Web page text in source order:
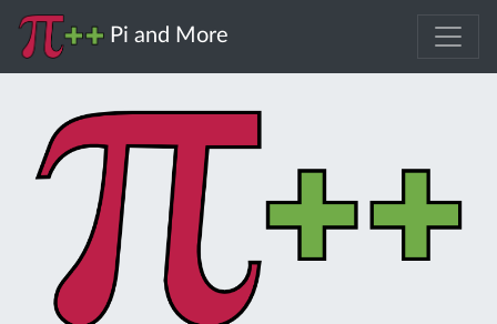
Pi and More